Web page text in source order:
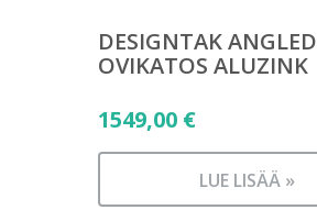
DESIGNTAK ANGLED
OVIKATOS ALUZINK
1549,00 €
LUE LISÄÄ »